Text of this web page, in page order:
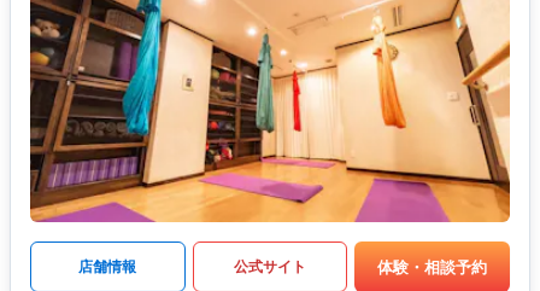
店舗情報 公式サイト 体験・相談予約